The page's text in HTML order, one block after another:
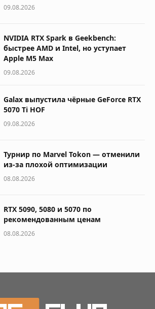
09.08.2026
NVIDIA RTX Spark в Geekbench:
быстрее AMD и Intel, но уступает
Apple M5 Max
09.08.2026
Galax выпустила чёрные GeForce RTX
5070 Ti HOF
09.08.2026
Турнир по Marvel Tokon — отменили
из-за плохой оптимизации
08.08.2026
RTX 5090, 5080 и 5070 по
рекомендованным ценам
08.08.2026